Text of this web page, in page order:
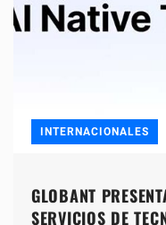
INTERNACIONALES
GLOBANT
SERVICIOS DE